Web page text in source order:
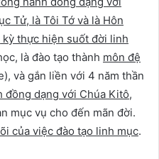
Tử, là Tôi Tớ và là Hôn
thực hiện suốt đời linh
là đào tạo thành môn đệ
và gắn liền với 4 năm thần
đồng dạng với Chúa Kitô,
mục vụ cho đến mãn đời.
của việc đào tạo linh mục.